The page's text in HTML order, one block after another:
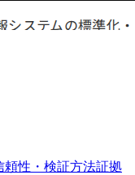
頼性・検証方法証拠